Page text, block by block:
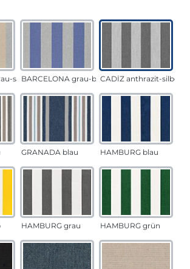
sandBARCELONA grau-blauCADÍZ anthrazit-silber
GRANADA blau HAMBURG blau
HAMBURG grau HAMBURG grün